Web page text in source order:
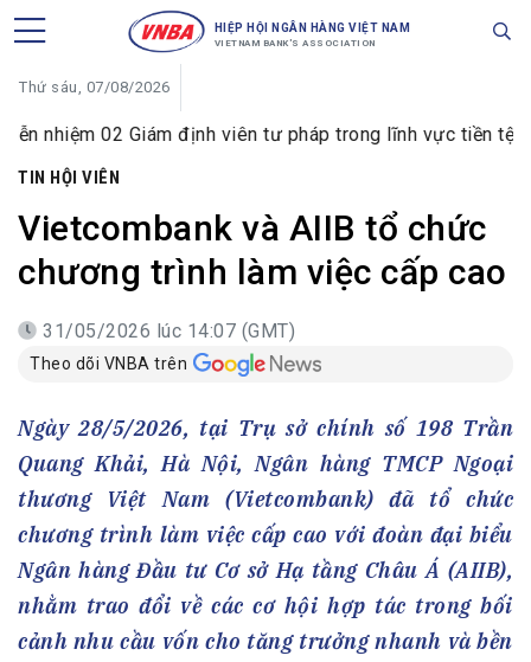
HIỆP HỘI NGÂN HÀNG VIỆT NAM
VIETNAM BANK'S ASSOCIATION
Thứ sáu, 07/08/2026
02 Giám định viên tư pháp trong lĩnh vực tiền tệ và ngân
TIN HỘI VIÊN
Vietcombank và AIIB tổ chức
chương trình làm việc cấp cao
31/05/2026 lúc 14:07 (GMT)
Theo dõi VNBA trên
Ngày 28/5/2026, tại Trụ sở chính số 198 Trần
Quang Khải, Hà Nội, Ngân hàng TMCP Ngoại
thương Việt Nam (Vietcombank) đã tổ chức
chương trình làm việc cấp cao với đoàn đại biểu
Ngân hàng Đầu tư Cơ sở Hạ tầng Châu Á (AIIB),
nhằm trao đổi về các cơ hội hợp tác trong bối
cảnh nhu cầu vốn cho tăng trưởng nhanh và bền